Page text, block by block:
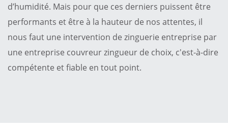
d’humidité. Mais pour que ces derniers puissent être
performants et être à la hauteur de nos attentes, il
nous faut une intervention de zinguerie entreprise par
une entreprise couvreur zingueur de choix, c'est-à-dire
compétente et fiable en tout point.